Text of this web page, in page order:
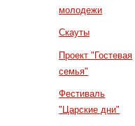
молодежи
Скауты
Проект "Гостевая
семья"
Фестиваль
"Царские дни"